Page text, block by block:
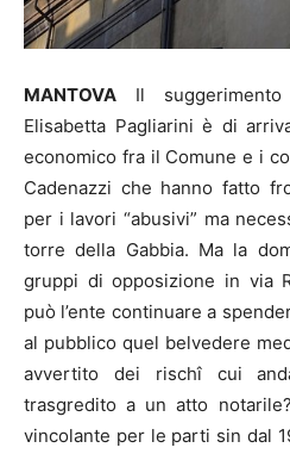
MANTOVA Il
Elisabetta Pagliarini è di
economico fra il Comune e i
Cadenazzi che hanno fatto
per i lavori “abusivi” ma
torre della Gabbia. Ma la
gruppi di opposizione in via
può l’ente continuare a
al pubblico quel belvedere
avvertito dei rischî cui
trasgredito a un atto
vincolante per le parti sin dal